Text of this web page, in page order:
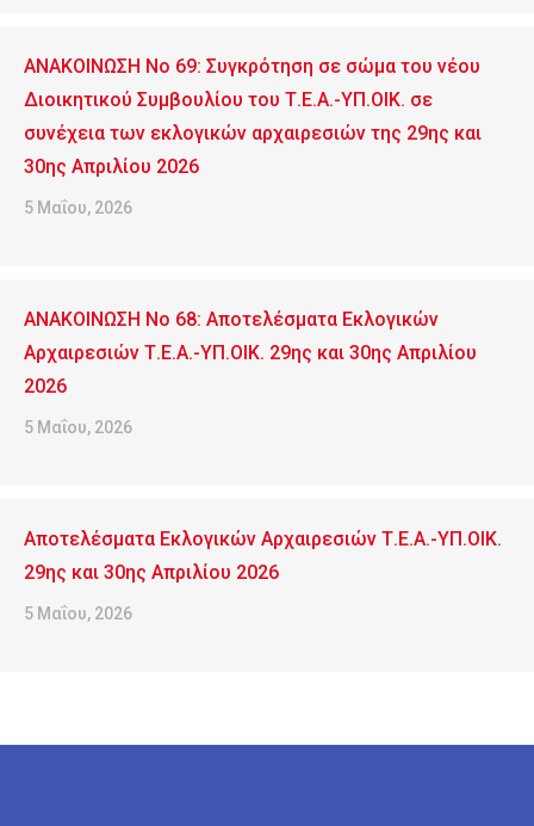
ΑΝΑΚΟΙΝΩΣΗ No 69: Συγκρότηση σε σώμα του νέου
Διοικητικού Συμβουλίου του Τ.Ε.Α.-ΥΠ.ΟΙΚ. σε
συνέχεια των εκλογικών αρχαιρεσιών της 29ης και
30ης Απριλίου 2026
5 Μαΐου, 2026
ΑΝΑΚΟΙΝΩΣΗ No 68: Αποτελέσματα Εκλογικών
Αρχαιρεσιών Τ.Ε.Α.-ΥΠ.ΟΙΚ. 29ης και 30ης Απριλίου
2026
5 Μαΐου, 2026
Αποτελέσματα Εκλογικών Αρχαιρεσιών Τ.Ε.Α.-ΥΠ.ΟΙΚ.
29ης και 30ης Απριλίου 2026
5 Μαΐου, 2026